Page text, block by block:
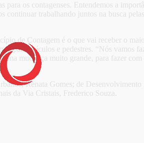
os contagenses. Entendemos a
trabalhando juntos na busca
de Contagem é o que vai receber o
para veículos e pedestres. “Nós vamos
mudança muito grande, para fazer
Renata Gomes; de
da Via Cristais, Frederico Souza.